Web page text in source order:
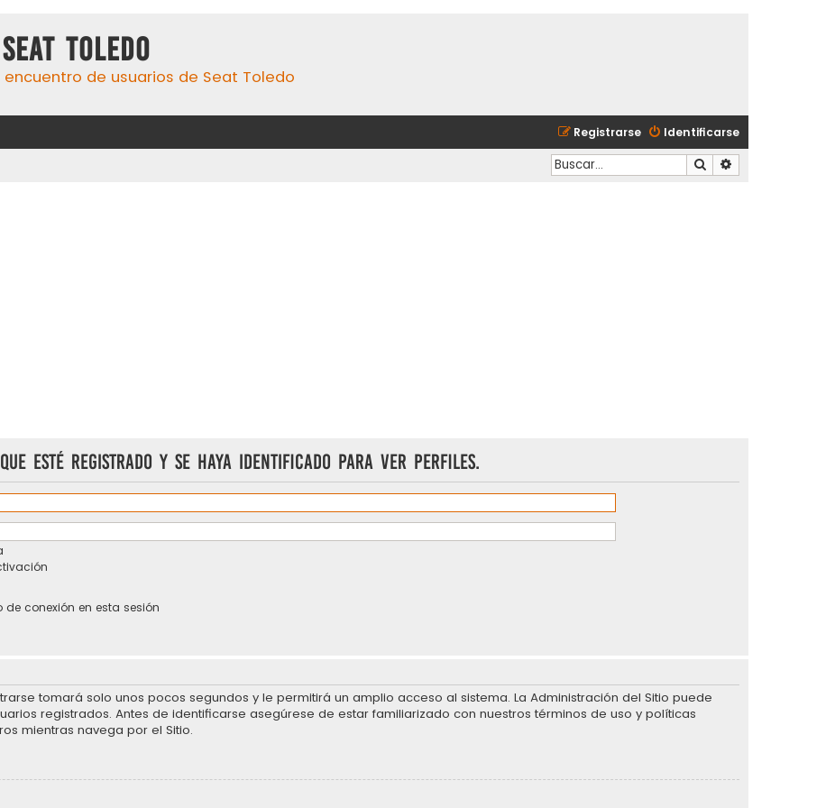
Toledo
encuentro de usuarios de Seat Toledo
Identificarse
Registrarse
Buscar
esté registrado y se haya identificado para ver perfiles.
conexión en esta sesión
tomará solo unos pocos segundos y le permitirá un amplio acceso al sistema. La Administración del Sitio puede
registrados. Antes de identificarse asegúrese de estar familiarizado con nuestros términos de uso y políticas
mientras navega por el Sitio.